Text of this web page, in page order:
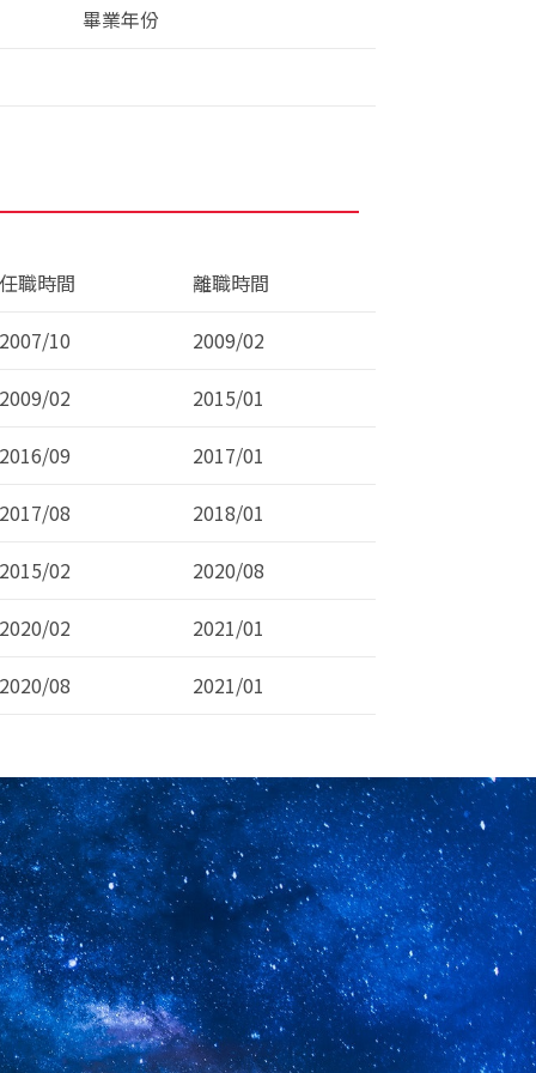
畢業年份
任職時間
離職時間
2007/10
2009/02
2009/02
2015/01
2016/09
2017/01
2017/08
2018/01
2015/02
2020/08
2020/02
2021/01
2020/08
2021/01